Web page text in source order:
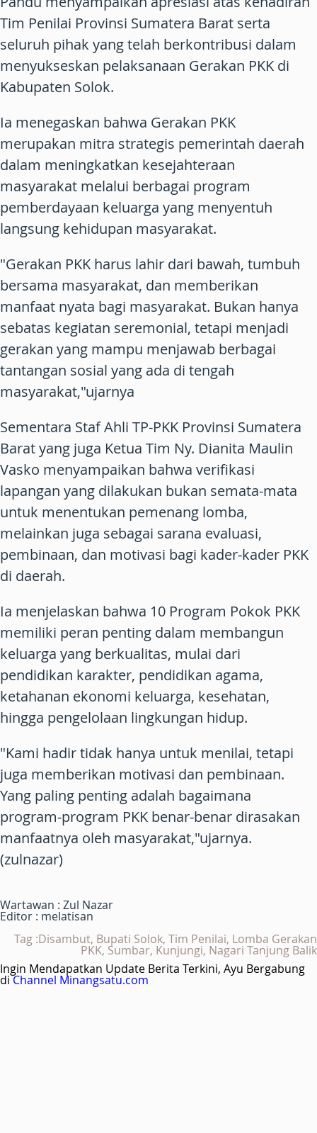
Tim Penilai Provinsi Sumatera Barat serta
seluruh pihak yang telah berkontribusi dalam
menyukseskan pelaksanaan Gerakan PKK di
Kabupaten Solok.
Ia menegaskan bahwa Gerakan PKK
merupakan mitra strategis pemerintah daerah
dalam meningkatkan kesejahteraan
masyarakat melalui berbagai program
pemberdayaan keluarga yang menyentuh
langsung kehidupan masyarakat.
"Gerakan PKK harus lahir dari bawah, tumbuh
bersama masyarakat, dan memberikan
manfaat nyata bagi masyarakat. Bukan hanya
sebatas kegiatan seremonial, tetapi menjadi
gerakan yang mampu menjawab berbagai
tantangan sosial yang ada di tengah
masyarakat,"ujarnya
Sementara Staf Ahli TP-PKK Provinsi Sumatera
Barat yang juga Ketua Tim Ny. Dianita Maulin
Vasko menyampaikan bahwa verifikasi
lapangan yang dilakukan bukan semata-mata
untuk menentukan pemenang lomba,
melainkan juga sebagai sarana evaluasi,
pembinaan, dan motivasi bagi kader-kader PKK
di daerah.
Ia menjelaskan bahwa 10 Program Pokok PKK
memiliki peran penting dalam membangun
keluarga yang berkualitas, mulai dari
pendidikan karakter, pendidikan agama,
ketahanan ekonomi keluarga, kesehatan,
hingga pengelolaan lingkungan hidup.
"Kami hadir tidak hanya untuk menilai, tetapi
juga memberikan motivasi dan pembinaan.
Yang paling penting adalah bagaimana
program-program PKK benar-benar dirasakan
manfaatnya oleh masyarakat,"ujarnya.
(zulnazar)
Wartawan : Zul Nazar
Editor : melatisan
Tag :Disambut, Bupati Solok, Tim Penilai, Lomba Gerakan
PKK, Sumbar, Kunjungi, Nagari Tanjung Balik
Ingin Mendapatkan Update Berita Terkini, Ayu Bergabung
diChannel Minangsatu.com